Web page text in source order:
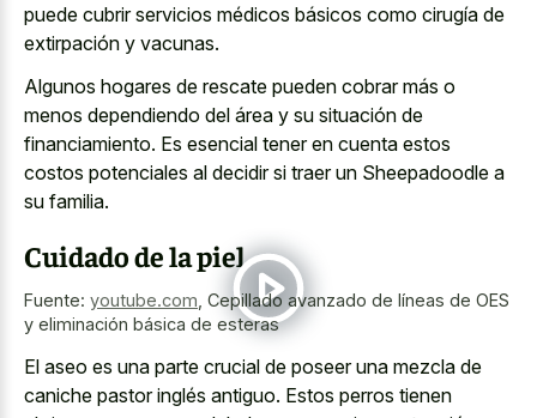
puede cubrir servicios médicos básicos como cirugía de
extirpación y vacunas.
Algunos hogares de rescate pueden cobrar más o
menos dependiendo del área y su situación de
financiamiento. Es esencial tener en cuenta estos
costos potenciales al decidir si traer un Sheepadoodle a
su familia.
Cuidado de la piel
Fuente: youtube.com, Cepillado avanzado de líneas de OES
y eliminación básica de esteras
El aseo es una parte crucial de poseer una mezcla de
caniche pastor inglés antiguo. Estos perros tienen